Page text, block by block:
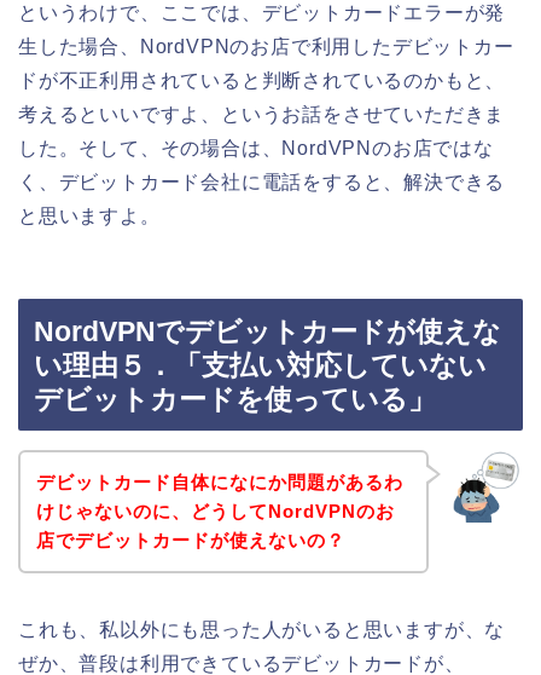
というわけで、ここでは、デビットカードエラーが発
生した場合、NordVPNのお店で利用したデビットカー
ドが不正利用されていると判断されているのかもと、
考えるといいですよ、というお話をさせていただきま
した。そして、その場合は、NordVPNのお店ではな
く、デビットカード会社に電話をすると、解決できる
と思いますよ。
NordVPNでデビットカードが使えな
い理由５．「支払い対応していない
デビットカードを使っている」
デビットカード自体になにか問題があるわ
けじゃないのに、どうしてNordVPNのお
店でデビットカードが使えないの？
これも、私以外にも思った人がいると思いますが、な
ぜか、普段は利用できているデビットカードが、